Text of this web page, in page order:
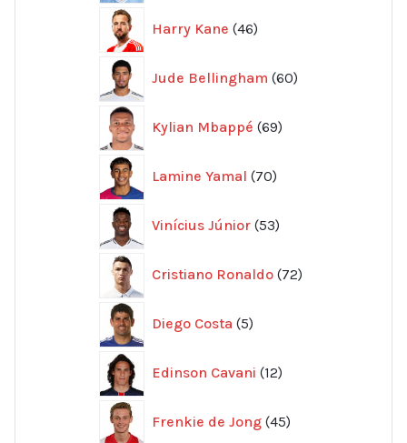
Harry Kane 46
produkter
Jude Bellingham 60
produkter
Kylian Mbappé 69
produkter
Lamine Yamal 70
produkter
Vinícius Júnior 53
produkter
Cristiano Ronaldo 72
produkter
Diego Costa 5
produkter
Edinson Cavani 12
produkter
Frenkie de Jong 45
produkter